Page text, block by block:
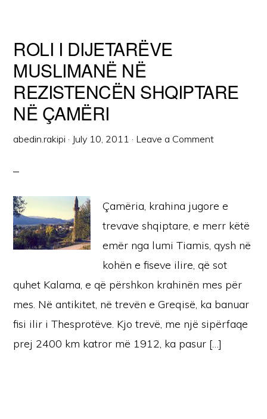
ROLI I DIJETARËVE
MUSLIMANË NË
REZISTENCËN SHQIPTARE
NË ÇAMËRI
abedin.rakipi · July 10, 2011 · Leave a Comment
Çamëria, krahina jugore e
trevave shqiptare, e merr këtë
emër nga lumi Tiamis, qysh në
kohën e fiseve ilire, që sot
quhet Kalama, e që përshkon krahinën mes për
mes. Në antikitet, në trevën e Greqisë, ka banuar
fisi ilir i Thesprotëve. Kjo trevë, me një sipërfaqe
prej 2400 km katror më 1912, ka pasur […]